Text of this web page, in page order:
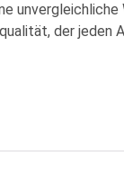
unvergleichliche
der jeden